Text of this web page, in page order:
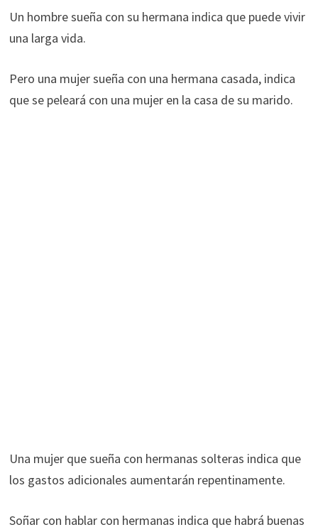
Un hombre sueña con su hermana indica que puede vivir
una larga vida.
Pero una mujer sueña con una hermana casada, indica
que se peleará con una mujer en la casa de su marido.
Una mujer que sueña con hermanas solteras indica que
los gastos adicionales aumentarán repentinamente.
Soñar con hablar con hermanas indica que habrá buenas